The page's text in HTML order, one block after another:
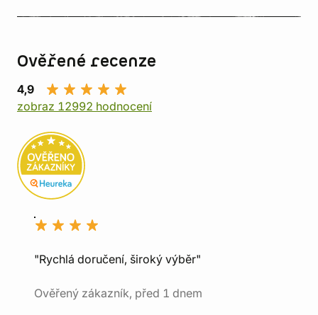
Ověřené recenze
4,9
zobraz 12992 hodnocení
"Rychlá doručení, široký výběr"
Ověřený zákazník, před 1 dnem